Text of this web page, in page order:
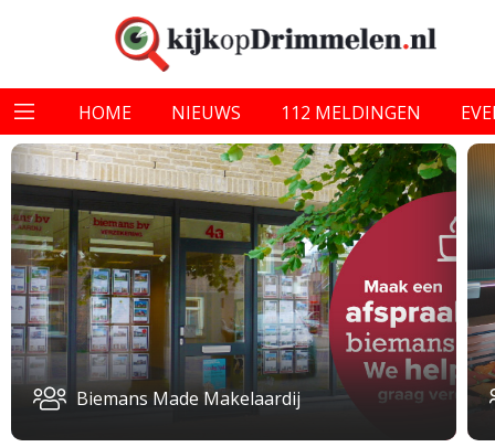
HOME NIEUWS 112 MELDINGEN
Biemans Made Makelaardij